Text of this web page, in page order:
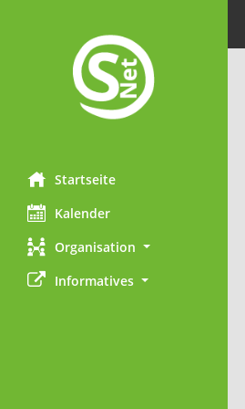
Startseite
Kalender
Organisation
Informatives